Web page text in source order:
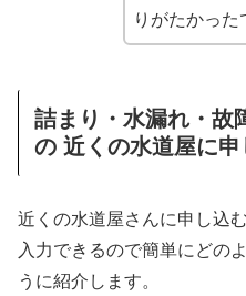
りがたかった
詰まり・水漏れ・故
の 近くの水道屋に
近くの水道屋さんに申し込
入力できるので簡単にどの
うに紹介します。